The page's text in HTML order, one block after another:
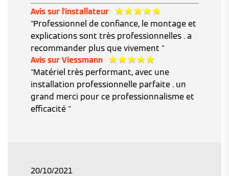
Avis sur l'installateur
"Professionnel de confiance, le montage et
explications sont très professionnelles . a
recommander plus que vivement "
Avis sur Viessmann
"Matériel très performant, avec une
installation professionnelle parfaite . un
grand merci pour ce professionnalisme et
efficacité "
20/10/2021